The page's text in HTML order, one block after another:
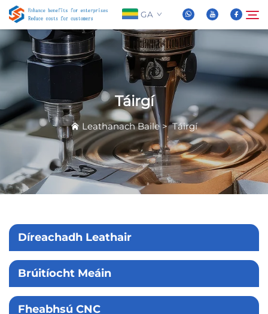
GA
Maidir Linn
Táirgí
Nuachta
FAQ
Teasáil Linn
Cuardaigh
Táirgí
Leathanach Baile>Táirgí
Díreachadh Leathair
Brúitíocht Meáin
Fheabhsú CNC